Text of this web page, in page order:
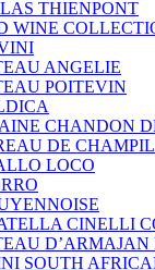
THIENPONT
WINE
ANGELIE
POITEVIN
CHANDON
DE
LOCO
CINELLI
D’ARMAJAN
SOUTH